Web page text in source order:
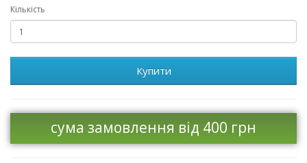
Кількість
Купити
сума замовлення від 400 грн